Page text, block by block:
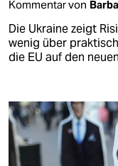
Kommentar von
Die Ukraine zeigt
wenig über
die EU auf den